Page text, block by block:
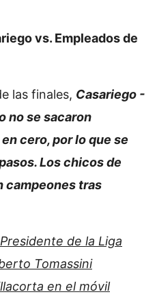
vs. Empleados de
las finales, Casariego -
no se sacaron
cero, por lo que se
Los chicos de
campeones tras
de la Liga
Tomassini
en el móvil